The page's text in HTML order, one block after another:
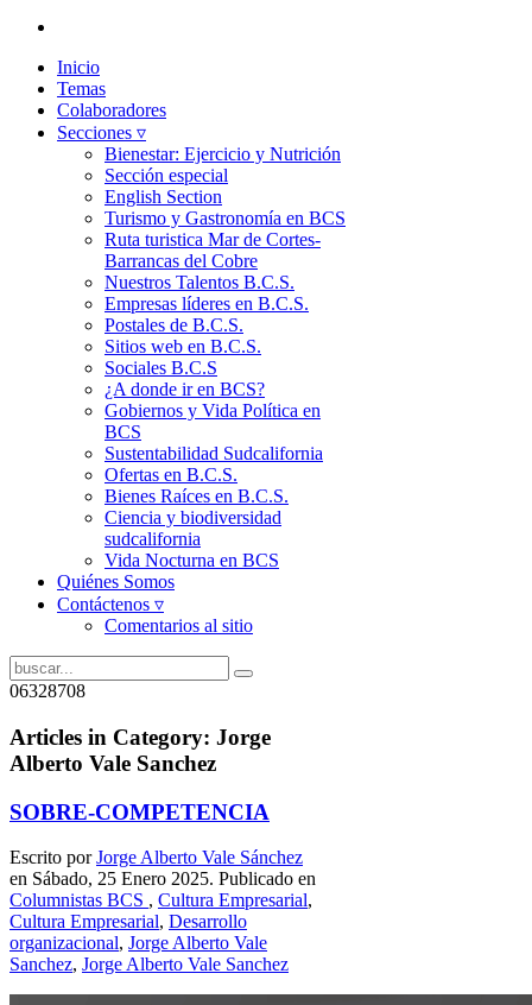
Inicio
Temas
Colaboradores
Secciones ▿
Bienestar: Ejercicio y Nutrición
Sección especial
English Section
Turismo y Gastronomía en BCS
Ruta turistica Mar de Cortes-
Barrancas del Cobre
Nuestros Talentos B.C.S.
Empresas líderes en B.C.S.
Postales de B.C.S.
Sitios web en B.C.S.
Sociales B.C.S
¿A donde ir en BCS?
Gobiernos y Vida Política en
BCS
Sustentabilidad Sudcalifornia
Ofertas en B.C.S.
Bienes Raíces en B.C.S.
Ciencia y biodiversidad
sudcalifornia
Vida Nocturna en BCS
Quiénes Somos
Contáctenos ▿
Comentarios al sitio
06328708
Articles in Category: Jorge
Alberto Vale Sanchez
SOBRE-COMPETENCIA
Escrito porJorge Alberto Vale Sánchez
en Sábado, 25 Enero 2025. Publicado en
Columnistas BCS , Cultura Empresarial,
Cultura Empresarial, Desarrollo
organizacional, Jorge Alberto Vale
Sanchez, Jorge Alberto Vale Sanchez